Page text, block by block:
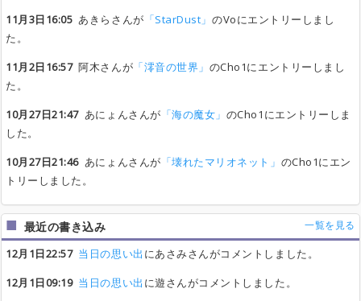
11月3日16:05 あきらさんが 「StarDust」 のVoにエントリーしまし
た。
11月2日16:57阿木さんが 「澪音の世界」 のCho1にエントリーしまし
た。
10月27日21:47あにょんさんが 「海の魔女」 のCho1にエントリーしま
した。
10月27日21:46あにょんさんが 「壊れたマリオネット」 のCho1にエン
トリーしました。
最近の書き込み 一覧を見る
12月1日22:57 当日の思い出 にあさみさんがコメントしました。
12月1日09:19 当日の思い出 に遊さんがコメントしました。